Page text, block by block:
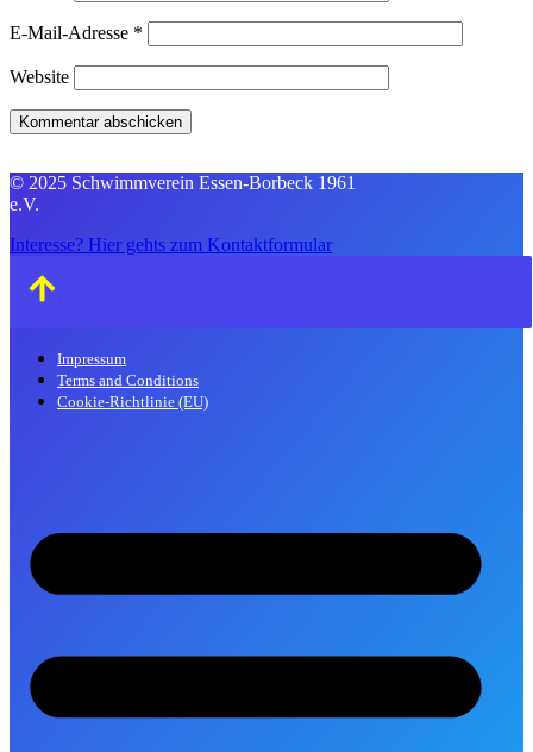
E-Mail-Adresse *
Website
© 2025 Schwimmverein Essen-Borbeck 1961
e.V.
Interesse? Hier gehts zum Kontaktformular
Impressum
Terms and Conditions
Cookie-Richtlinie (EU)